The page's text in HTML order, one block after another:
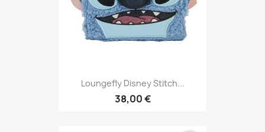
Loungefly Disney Stitch...
38,00 €